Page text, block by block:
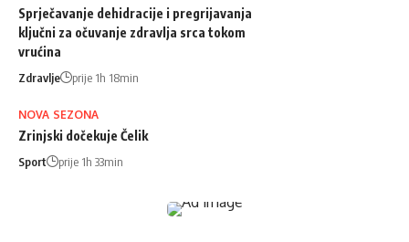
Sprječavanje dehidracije i pregrijavanja
ključni za očuvanje zdravlja srca tokom
vrućina
Zdravlje prije 1h 18min
NOVA SEZONA
Zrinjski dočekuje Čelik
Sport prije 1h 33min